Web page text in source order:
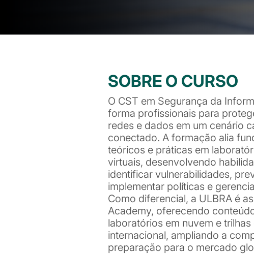
SOBRE O CURSO
O CST em Segurança da
forma profissionais para
redes e dados em um cenário
conectado. A formação alia
teóricos e práticas em
virtuais, desenvolvendo
identificar vulnerabilidades,
implementar políticas e
Como diferencial, a ULBRA é
Academy, oferecendo
laboratórios em nuvem e
internacional, ampliando a
preparação para o mercado